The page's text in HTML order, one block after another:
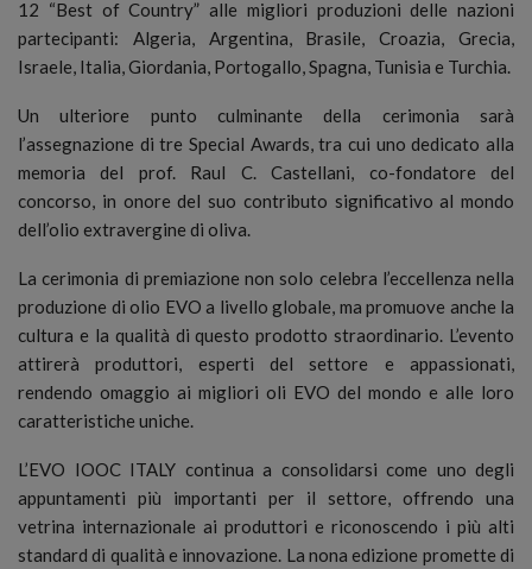
12 “Best of Country” alle migliori produzioni delle nazioni
partecipanti: Algeria, Argentina, Brasile, Croazia, Grecia,
Israele, Italia, Giordania, Portogallo, Spagna, Tunisia e Turchia.
Un ulteriore punto culminante della cerimonia sarà
l’assegnazione di tre Special Awards, tra cui uno dedicato alla
memoria del prof. Raul C. Castellani, co-fondatore del
concorso, in onore del suo contributo significativo al mondo
dell’olio extravergine di oliva.
La cerimonia di premiazione non solo celebra l’eccellenza nella
produzione di olio EVO a livello globale, ma promuove anche la
cultura e la qualità di questo prodotto straordinario. L’evento
attirerà produttori, esperti del settore e appassionati,
rendendo omaggio ai migliori oli EVO del mondo e alle loro
caratteristiche uniche.
L’EVO IOOC ITALY continua a consolidarsi come uno degli
appuntamenti più importanti per il settore, offrendo una
vetrina internazionale ai produttori e riconoscendo i più alti
standard di qualità e innovazione. La nona edizione promette di